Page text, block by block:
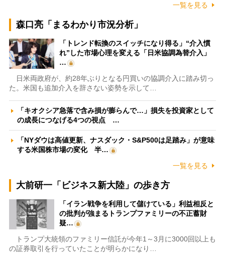
一覧を見る
森口亮「まるわかり市況分析」
「トレンド転換のスイッチになり得る」“介入慣
れ”した市場心理を変える「日米協調為替介入」
…
日米両政府が、約28年ぶりとなる円買いの協調介入に踏み切っ
た。米国も追加介入を辞さない姿勢を示して…
「キオクシア急落で含み損が膨らんで…」損失を投資家として
の成長につなげる4つの視点 …
「NYダウは高値更新、ナスダック・S&P500は足踏み」が意味
する米国株市場の変化 半…
一覧を見る
大前研一「ビジネス新大陸」の歩き方
「イラン戦争を利用して儲けている」利益相反と
の批判が強まるトランプファミリーの不正蓄財
疑…
トランプ大統領のファミリー信託が今年1～3月に3000回以上も
の証券取引を行っていたことが明らかになり…